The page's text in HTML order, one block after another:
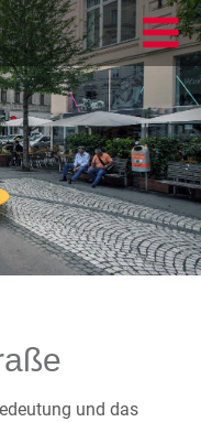
und das